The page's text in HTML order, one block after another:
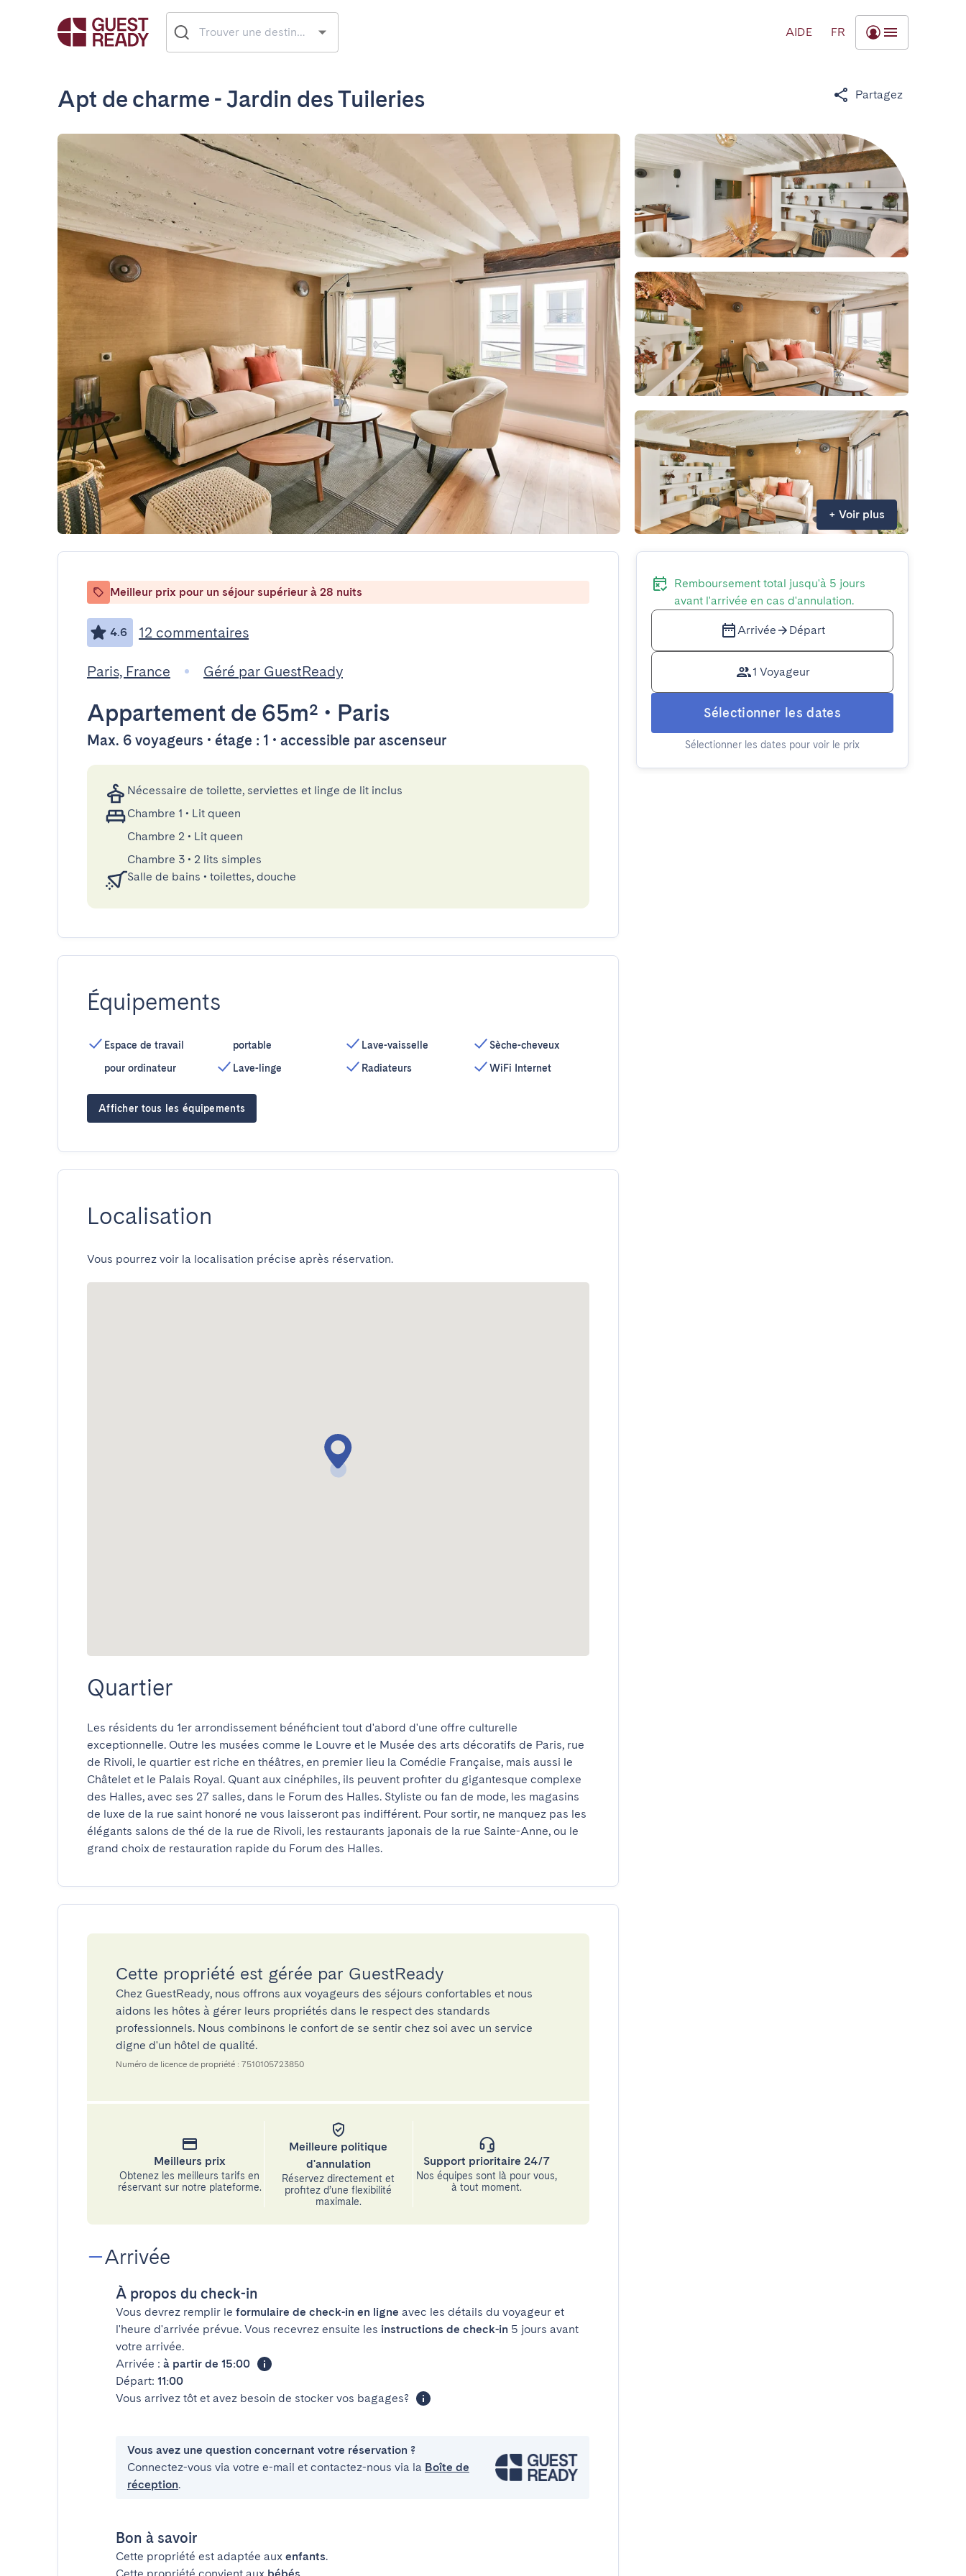
AIDE FR
Apt de charme - Jardin des Tuileries Partagez
+ Voir plus
Meilleur prix pour un séjour supérieur à 28 nuits
4.6 12 commentaires
Paris, France Géré par GuestReady
Appartement de 65m² • Paris
Max. 6 voyageurs • étage : 1 • accessible par ascenseur
Nécessaire de toilette, serviettes et linge de lit inclus
Chambre 1 • Lit queen
Chambre 2 • Lit queen
Chambre 3 • 2 lits simples
Salle de bains • toilettes, douche
Équipements
Espace de travail
pour ordinateur
portable
Lave-linge
Lave-vaisselle
Radiateurs
Sèche-cheveux
WiFi Internet
Afficher tous les équipements
Localisation
Vous pourrez voir la localisation précise après réservation.
Quartier
Les résidents du 1er arrondissement bénéficient tout d'abord d'une offre culturelle
exceptionnelle. Outre les musées comme le Louvre et le Musée des arts décoratifs de Paris, rue
de Rivoli, le quartier est riche en théâtres, en premier lieu la Comédie Française, mais aussi le
Châtelet et le Palais Royal. Quant aux cinéphiles, ils peuvent profiter du gigantesque complexe
des Halles, avec ses 27 salles, dans le Forum des Halles. Styliste ou fan de mode, les magasins
de luxe de la rue saint honoré ne vous laisseront pas indifférent. Pour sortir, ne manquez pas les
élégants salons de thé de la rue de Rivoli, les restaurants japonais de la rue Sainte-Anne, ou le
grand choix de restauration rapide du Forum des Halles.
Cette propriété est gérée par GuestReady
Chez GuestReady, nous offrons aux voyageurs des séjours confortables et nous
aidons les hôtes à gérer leurs propriétés dans le respect des standards
professionnels. Nous combinons le confort de se sentir chez soi avec un service
digne d'un hôtel de qualité.
Numéro de licence de propriété : 7510105723850
Meilleurs prix
Obtenez les meilleurs tarifs en
réservant sur notre plateforme.
Meilleure politique
d'annulation
Réservez directement et
profitez d’une flexibilité
maximale.
Support prioritaire 24/7
Nos équipes sont là pour vous,
à tout moment.
Arrivée
À propos du check-in
Vous devrez remplir le formulaire de check-in en ligne avec les détails du voyageur et
l'heure d'arrivée prévue. Vous recevrez ensuite les instructions de check-in 5 jours avant
votre arrivée.
Arrivée : à partir de 15:00
Départ: 11:00
Vous arrivez tôt et avez besoin de stocker vos bagages?
Vous avez une question concernant votre réservation ?
Connectez-vous via votre e-mail et contactez-nous via la Boîte de
réception.
Bon à savoir
Cette propriété est adaptée aux enfants.
Remboursement total jusqu'à 5 jours
avant l'arrivée en cas d'annulation.
Arrivée Départ
1 Voyageur
Sélectionner les dates
Sélectionner les dates pour voir le prix